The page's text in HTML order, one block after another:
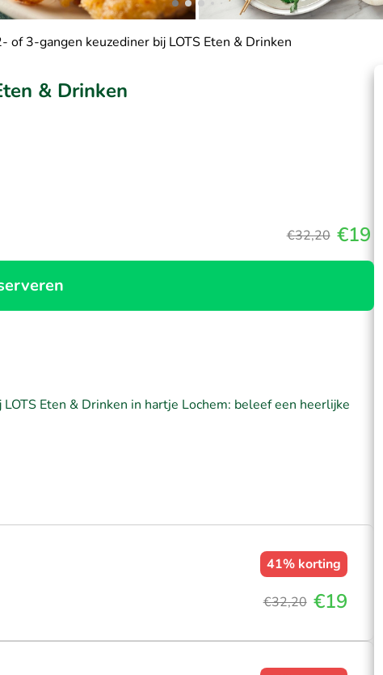
of 3-gangen keuzediner bij LOTS Eten & Drinken
& Drinken
€32,20 €19
Eten & Drinken in hartje Lochem: beleef een heerlijke
41% korting
€32,20 €19